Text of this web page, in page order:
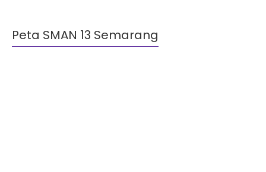
Peta SMAN 13 Semarang